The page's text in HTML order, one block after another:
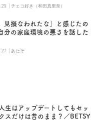
|チェコ好き（和田真里奈）
見損なわれたな」と感じたの
分の家庭環境の悪さを話した
| あたそ
人生はアップデートしてもセッ
クスだけは昔のまま？／BETSY